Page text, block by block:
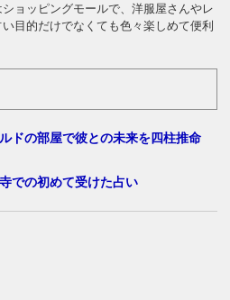
ョッピングモールで、洋服屋さんやレ
目的だけでなくても色々楽しめて便利
ドの部屋で彼との未来を四柱推命
での初めて受けた占い